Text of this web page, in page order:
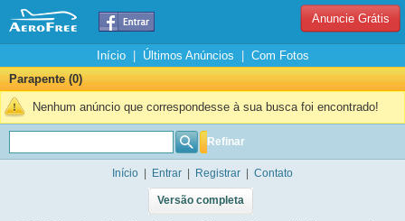
Anuncie Grátis
Início| Últimos Anúncios
Com Fotos
Parapente (0)
Nenhum anúncio que correspondesse à sua busca foi encontrado!
Refinar
Início Entrar Registrar Contato
Versão completa